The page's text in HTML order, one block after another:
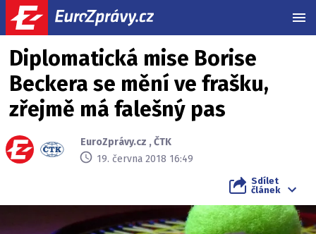
Diplomatická mise Borise
Beckera se mění ve frašku,
zřejmě má falešný pas
EuroZprávy.cz ,ČTK
19. června 2018 16:49
Sdílet
článek